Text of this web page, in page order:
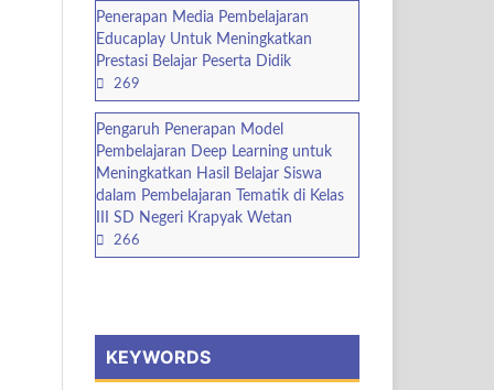
Penerapan Media Pembelajaran
Educaplay Untuk Meningkatkan
Prestasi Belajar Peserta Didik
269
Pengaruh Penerapan Model
Pembelajaran Deep Learning untuk
Meningkatkan Hasil Belajar Siswa
dalam Pembelajaran Tematik di Kelas
III SD Negeri Krapyak Wetan
266
KEYWORDS